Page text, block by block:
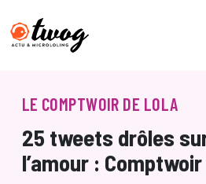
LE COMPTWOIR DE LOLA
25 tweets drôles
l’amour :
PSEUDO*
VOTRE
Que souhaitez-
Quelques